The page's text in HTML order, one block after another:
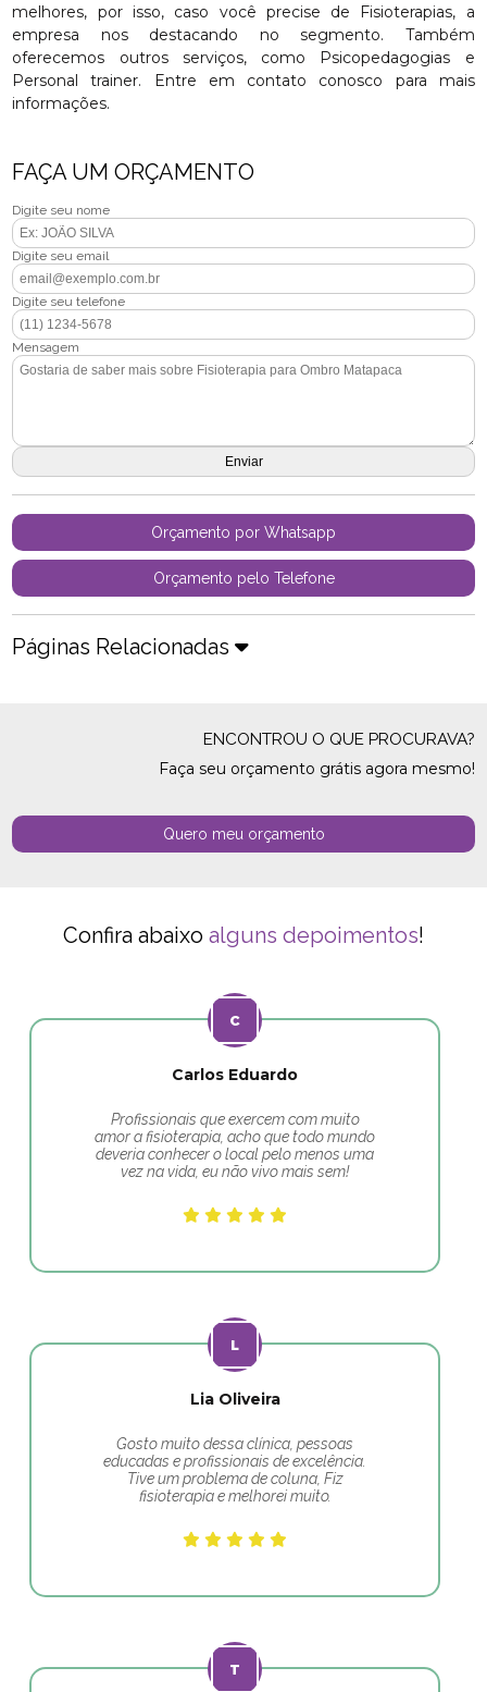
melhores, por isso, caso você precise de Fisioterapias, a
empresa nos destacando no segmento. Também
oferecemos outros serviços, como Psicopedagogias e
Personal trainer. Entre em contato conosco para mais
informações.
FAÇA UM ORÇAMENTO
Digite seu nome
Digite seu email
Digite seu telefone
Mensagem
Orçamento por Whatsapp
Orçamento pelo Telefone
Páginas Relacionadas
ENCONTROU O QUE PROCURAVA?
Faça seu orçamento grátis agora mesmo!
Quero meu orçamento
Confira abaixo alguns depoimentos!
Carlos Eduardo
Profissionais que exercem com muito
amor a fisioterapia, acho que todo mundo
deveria conhecer o local pelo menos uma
vez na vida, eu não vivo mais sem!
Lia Oliveira
Gosto muito dessa clínica, pessoas
educadas e profissionais de excelência.
Tive um problema de coluna, Fiz
fisioterapia e melhorei muito.